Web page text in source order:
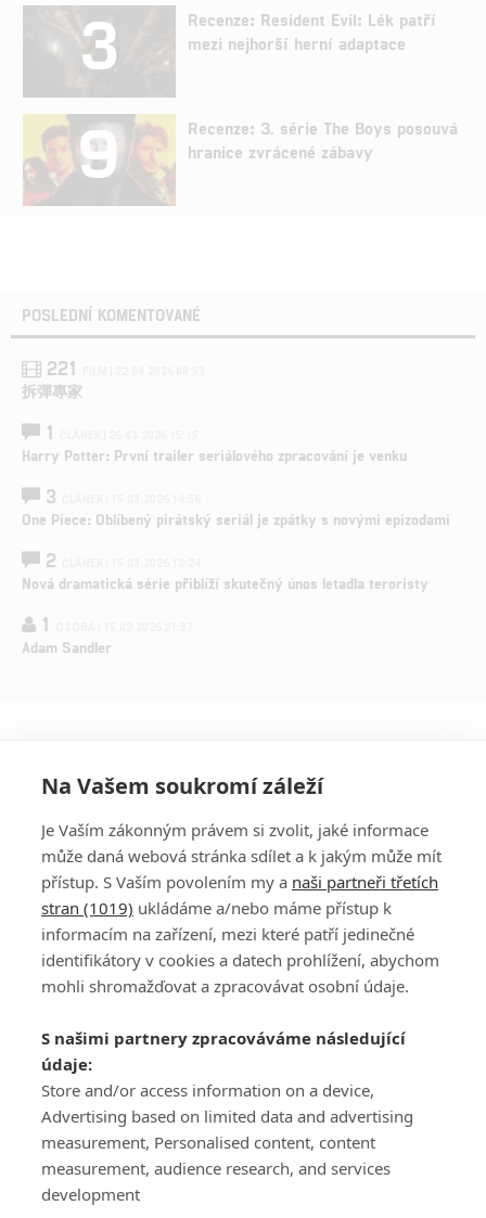
3
Recenze: Resident Evil: Lék patří
mezi nejhorší herní adaptace
9
Recenze: 3. série The Boys posouvá
hranice zvrácené zábavy
POSLEDNÍ KOMENTOVANÉ
221
拆彈專家
1
Harry Potter: První trailer seriálového zpracování je venku
3
One Piece: Oblíbený pirátský seriál je zpátky s novými epizodami
2
Nová dramatická série přiblíží skutečný únos letadla teroristy
1
Adam Sandler
PŘIHLÁSIT
REGISTROVAT
DISKUZE
Šéfredaktorkou webu jePetr Slavík, e-mailserialy@fandimefilmu.cz
Máte-li zájem o inzerci na našem webu napište nám na e-mail
studio@koncal.com
Ochrana osobních údajů|Zásady používání cookies|Pravidla webu
Upravit nastavení soukromí
Na Vašem soukromí záleží
Je Vaším zákonným právem si zvolit, jaké informace
může daná webová stránka sdílet a k jakým může mít
přístup. S Vaším povolením my a naši partneři třetích
stran (1019) ukládáme a/nebo máme přístup k
informacím na zařízení, mezi které patří jedinečné
identifikátory v cookies a datech prohlížení, abychom
mohli shromažďovat a zpracovávat osobní údaje.
S našimi partnery zpracováváme následující
údaje:
Store and/or access information on a device,
Advertising based on limited data and advertising
measurement, Personalised content, content
measurement, audience research, and services
development